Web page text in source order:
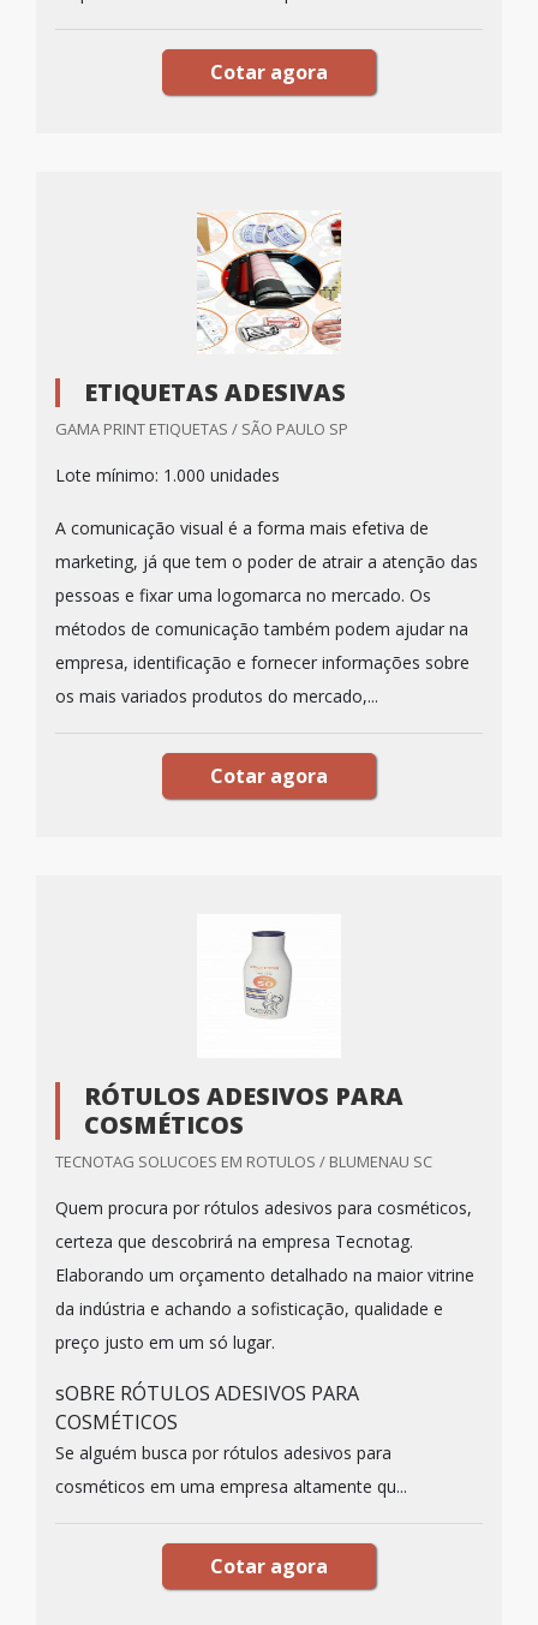
Cotar agora
ETIQUETAS ADESIVAS
GAMA PRINT ETIQUETAS / SÃO PAULO SP
Lote mínimo: 1.000 unidades
A comunicação visual é a forma mais efetiva de
marketing, já que tem o poder de atrair a atenção das
pessoas e fixar uma logomarca no mercado. Os
métodos de comunicação também podem ajudar na
empresa, identificação e fornecer informações sobre
os mais variados produtos do mercado,...
Cotar agora
RÓTULOS ADESIVOS PARA
COSMÉTICOS
TECNOTAG SOLUCOES EM ROTULOS / BLUMENAU SC
Quem procura por rótulos adesivos para cosméticos,
certeza que descobrirá na empresa Tecnotag.
Elaborando um orçamento detalhado na maior vitrine
da indústria e achando a sofisticação, qualidade e
preço justo em um só lugar.
sOBRE RÓTULOS ADESIVOS PARA
COSMÉTICOS
Se alguém busca por rótulos adesivos para
cosméticos em uma empresa altamente qu...
Cotar agora